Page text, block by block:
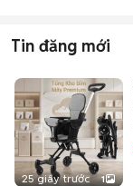
Tin đăng mới
25 giây trước 1